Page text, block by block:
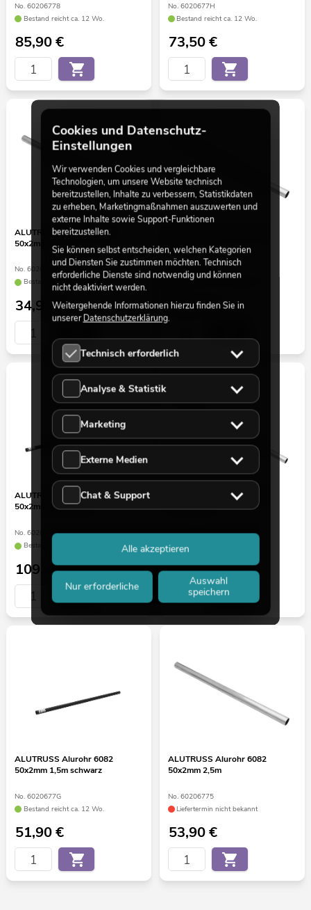
No. 60206778
Bestand reicht ca. 12 Wo.
85,90€
No. 6020677H
Bestand reicht ca. 12 Wo.
73,50€
ALUTRUSS Alurohr 6082
50x2mm 1,5m
No. 6020676S
Bestand reicht ca. 12 Wo.
34,90€
50x2mm 1m
No. 6020676R
Liefertermin nicht bekannt
25,90€
ALUTRUSS Alurohr 6082
50x2mm 3m schwarz
No. 6020677J
Bestand reicht ca. 12 Wo.
109,00€
ALUTRUSS Alurohr 6082
35x2mm 3m
No. 6020676G
Bestand reicht ca. 12 Wo.
44,90€
ALUTRUSS Alurohr 6082
50x2mm 1,5m schwarz
No. 6020677G
Bestand reicht ca. 12 Wo.
51,90€
ALUTRUSS Alurohr 6082
50x2mm 2,5m
No. 60206775
Liefertermin nicht bekannt
53,90€
Cookies und Datenschutz-
Einstellungen
Wir verwenden Cookies und vergleichbare
Technologien, um unsere Website technisch
bereitzustellen, Inhalte zu verbessern, Statistikdaten
zu erheben, Marketingmaßnahmen auszuwerten und
externe Inhalte sowie Support-Funktionen
bereitzustellen.
Sie können selbst entscheiden, welchen Kategorien
und Diensten Sie zustimmen möchten. Technisch
erforderliche Dienste sind notwendig und können
nicht deaktiviert werden.
Weitergehende Informationen hierzu finden Sie in
unsererDatenschutzerklärung.
Technisch erforderlich
Analyse & Statistik
Marketing
Externe Medien
Chat & Support
Nur erforderliche
Auswahl
speichern
Alle akzeptieren